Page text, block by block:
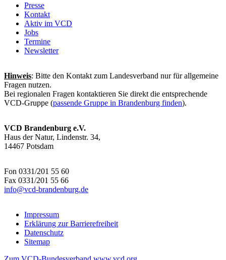
Presse
Kontakt
Aktiv im VCD
Jobs
Termine
Newsletter
Hinweis: Bitte den Kontakt zum Landesverband nur für allgemeine
Fragen nutzen.
Bei regionalen Fragen kontaktieren Sie direkt die entsprechende
VCD-Gruppe (passende Gruppe in Brandenburg finden).
VCD Brandenburg e.V.
Haus der Natur, Lindenstr. 34,
14467 Potsdam
Fon 0331/201 55 60
Fax 0331/201 55 66
info@vcd-brandenburg.de
Impressum
Erklärung zur Barrierefreiheit
Datenschutz
Sitemap